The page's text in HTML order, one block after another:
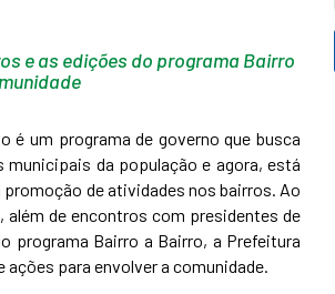
e as edições do programa Bairro
é um programa de governo que busca
da população e agora, está
de atividades nos bairros. Ao
além de encontros com presidentes de
programa Bairro a Bairro, a Prefeitura
ações para envolver a comunidade.